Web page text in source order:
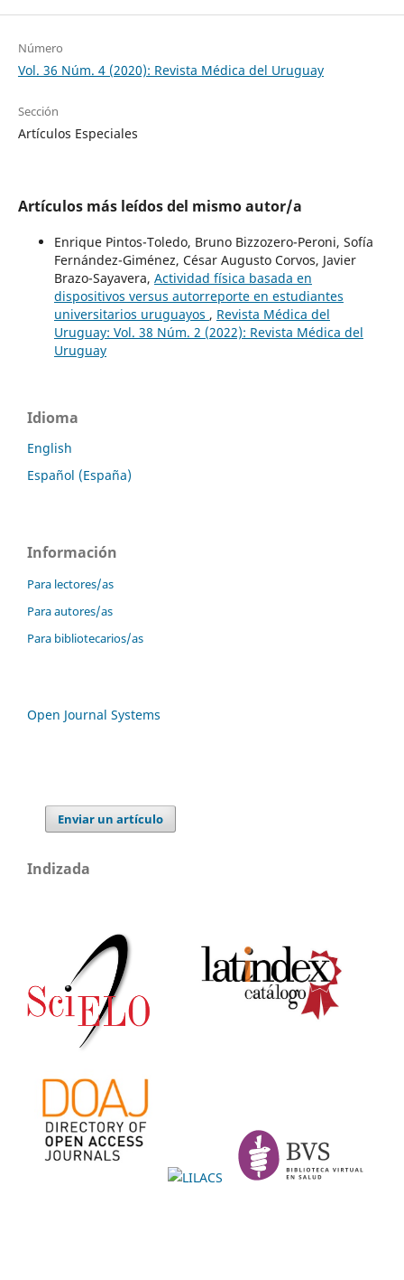
Número
Vol. 36 Núm. 4 (2020): Revista Médica del Uruguay
Sección
Artículos Especiales
Artículos más leídos del mismo autor/a
Enrique Pintos-Toledo, Bruno Bizzozero-Peroni, Sofía
Fernández-Giménez, César Augusto Corvos, Javier
Brazo-Sayavera, Actividad física basada en
dispositivos versus autorreporte en estudiantes
universitarios uruguayos , Revista Médica del
Uruguay: Vol. 38 Núm. 2 (2022): Revista Médica del
Uruguay
Idioma
English
Español (España)
Información
Para lectores/as
Para autores/as
Para bibliotecarios/as
Open Journal Systems
Enviar un artículo
Indizada